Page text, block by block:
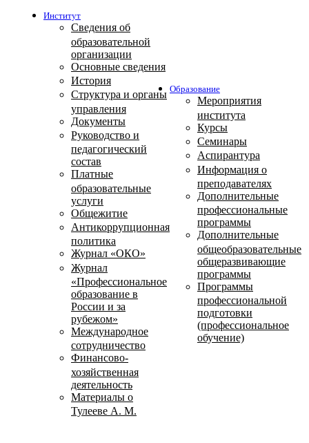
Институт
Сведения об
образовательной
организации
Основные сведения
История
Структура и органы
управления
Документы
Руководство и
педагогический
состав
Платные
образовательные
услуги
Общежитие
Антикоррупционная
политика
Журнал «ОКО»
Журнал
«Профессиональное
образование в
России и за
рубежом»
Международное
сотрудничество
Финансово-
хозяйственная
деятельность
Материалы о
Тулееве А. М.
Образование
Мероприятия
института
Курсы
Семинары
Аспирантура
Информация о
преподавателях
Дополнительные
профессиональные
программы
Дополнительные
общеобразовательные
общеразвивающие
программы
Программы
профессиональной
подготовки
(профессиональное
обучение)